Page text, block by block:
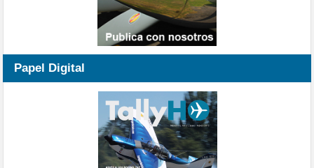
Papel Digital